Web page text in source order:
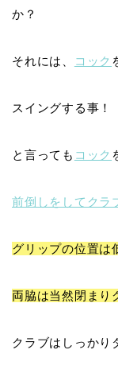
か？
それには、 コック
スイングする事！
と言っても コック
前倒しをしてクラ
グリップの位置は
両脇は当然閉まり
クラブはしっかり